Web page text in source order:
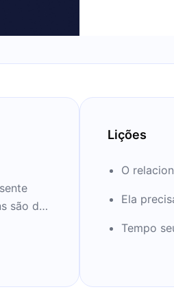
são de
Lições
O
Ela
Tempo